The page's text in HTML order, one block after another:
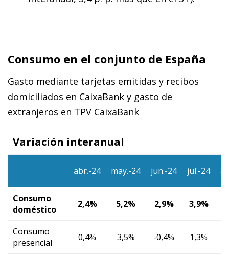
Consumo en el conjunto de España
Gasto mediante tarjetas emitidas y recibos
domiciliados en CaixaBank y gasto de
extranjeros en TPV CaixaBank
Variación interanual
abr.-24 may.-24 jun.-24 jul.-24
Consumo
doméstico
2,4% 5,2% 2,9% 3,9%
Consumo
presencial
0,4% 3,5% -0,4% 1,3%